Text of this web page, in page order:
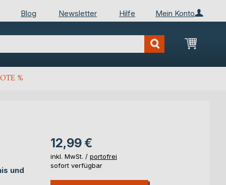
Mein Konto
Blog Newsletter Hilfe
Mein
%
und
12,99 €
inkl. MwSt. / portofrei
sofort verfügbar